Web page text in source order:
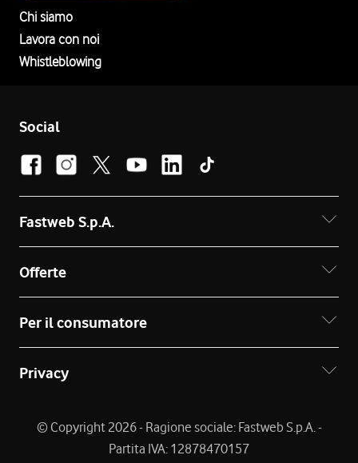
Chi siamo
Lavora con noi
Whistleblowing
Social
Fastweb S.p.A.
Offerte
Per il consumatore
Privacy
© Copyright 2026 - Ragione sociale: Fastweb S.p.A. -
Partita IVA: 12878470157